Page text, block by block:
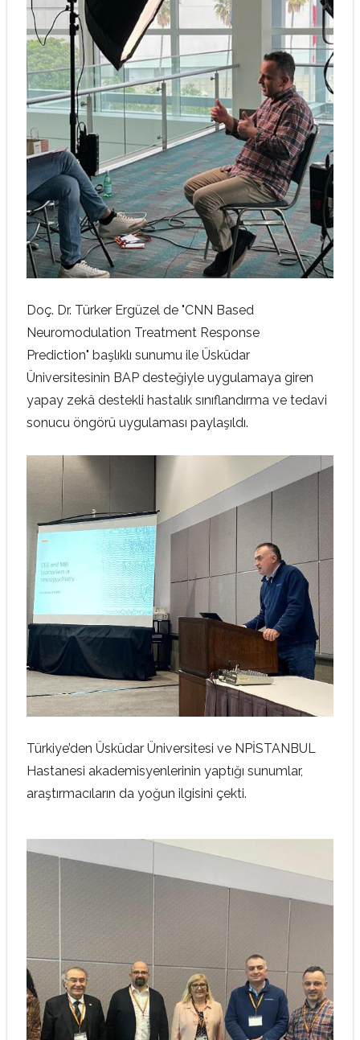
Doç. Dr. Türker Ergüzel de "CNN Based
Neuromodulation Treatment Response
Prediction" başlıklı sunumu ile Üsküdar
Üniversitesinin BAP desteğiyle uygulamaya giren
yapay zekâ destekli hastalık sınıflandırma ve tedavi
sonucu öngörü uygulaması paylaşıldı.
Türkiye’den Üsküdar Üniversitesi ve NPİSTANBUL
Hastanesi akademisyenlerinin yaptığı sunumlar,
araştırmacıların da yoğun ilgisini çekti.